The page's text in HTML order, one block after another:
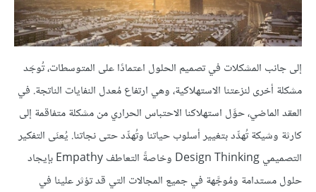
إلى جانب المشكلات في تصميم الحلول اعتمادًا على المتوسطات، تُوجَد
مشكلة أخرى لنزعتنا الاستهلاكية، وهي ارتفاع مُعدل النفايات الناتجة. في
العقد الماضي، حوَّل استهلاكنا الاحتباس الحراري من مشكلة متفاقمة إلى
كارثة وشيكة تُهدِّد بتغيير أسلوب حياتنا وتُهدِّد حتى نجاتنا. يُعنَى التفكير
التصميمي Design Thinking وخاصةً التعاطف Empathy بإيجاد
حلول مستدامة ومُوجَّهة في جميع المجالات التي قد تؤثر علينا في